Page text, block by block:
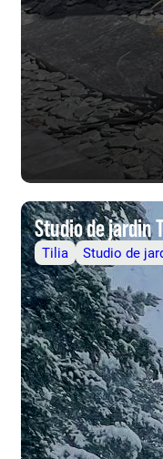
Studio de jardin
Tilia Studio de